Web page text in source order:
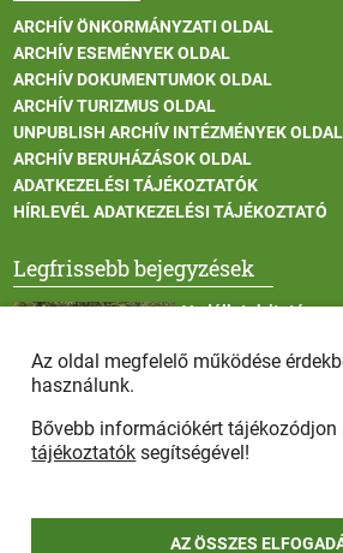
ARCHÍV ÖNKORMÁNYZATI OLDAL
ARCHÍV ESEMÉNYEK OLDAL
ARCHÍV DOKUMENTUMOK OLDAL
ARCHÍV TURIZMUS OLDAL
UNPUBLISH ARCHÍV INTÉZMÉNYEK OLDAL
ARCHÍV BERUHÁZÁSOK OLDAL
ADATKEZELÉSI TÁJÉKOZTATÓK
HÍRLEVÉL ADATKEZELÉSI TÁJÉKOZTATÓ
Legfrissebb bejegyzések
Vadállatok itatása a
Afrikai sertéspestis -
Az oldal megfelelő működése
használunk.
Bővebb információkért
tájékoztatók segítségével!
AZ ÖSSZES